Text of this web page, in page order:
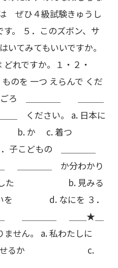
ぜひ４級試験きゅうし
。 ５．このズボン、サ
てみてもいいですか。
れですか。１・２・
のを 一つ えらんで くだ
ろ ＿＿＿＿ ＿＿＿
ください。 a. 日本に
c. 着つ
どもの ＿＿＿＿
＿＿＿ か分わかり
ょうした b. 見みる
d. なにを ３．
＿ ＿＿＿＿ ＿＿★＿
せん。 a. 私わたしに
せるか c.